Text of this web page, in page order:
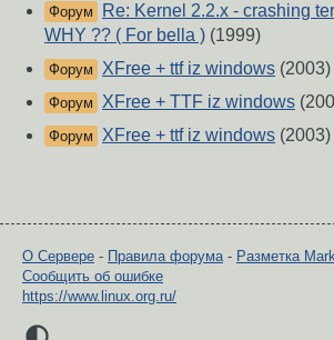
Форум
Re: Kernel 2.2.x - crashing
WHY ?? ( For bella ) (1999)
Форум XFree + ttf iz windows (2003)
Форум XFree + TTF iz windows
Форум XFree + ttf iz windows (2003)
О Сервере - Правила форума- Разметка
Сообщить об ошибке
https://www.linux.org.ru/